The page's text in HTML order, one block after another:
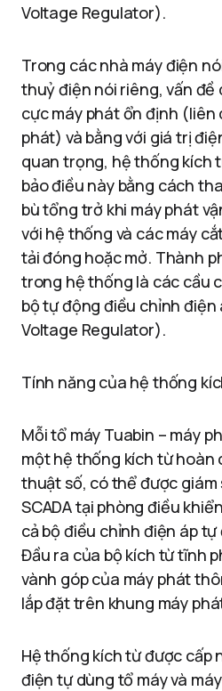
Voltage Regulator).
Trong các nhà máy điện
thuỷ điện nói riêng, vấn đề
cực máy phát ổn định (liên
phát) và bằng với giá trị
quan trọng, hệ thống kích
bảo điều này bằng cách
bù tổng trở khi máy phát
với hệ thống và các máy
tải đóng hoặc mở. Thành
trong hệ thống là các cầu
bộ tự động điều chỉnh điện
Voltage Regulator).
Tính năng của hệ thống
Mỗi tổ máy Tuabin – máy
một hệ thống kích từ hoàn
thuật số, có thể được
SCADA tại phòng điều
cả bộ điều chỉnh điện áp
Đầu ra của bộ kích từ tĩnh
vành góp của máy phát
lắp đặt trên khung máy
Hệ thống kích từ được cấp
điện tự dùng tổ máy và